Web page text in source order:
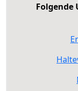
Folgende